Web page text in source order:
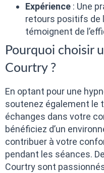
Expérience : Une
retours positifs de
témoignent de
Pourquoi choisir
Courtry ?
En optant pour une
soutenez également le
échanges dans votre
bénéficiez d’un
contribuer à votre
pendant les séances.
Courtry sont